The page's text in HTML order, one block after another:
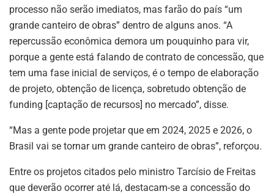
processo não serão imediatos, mas farão do país “um
grande canteiro de obras” dentro de alguns anos. “A
repercussão econômica demora um pouquinho para vir,
porque a gente está falando de contrato de concessão, que
tem uma fase inicial de serviços, é o tempo de elaboração
de projeto, obtenção de licença, sobretudo obtenção de
funding [captação de recursos] no mercado”, disse.
“Mas a gente pode projetar que em 2024, 2025 e 2026, o
Brasil vai se tornar um grande canteiro de obras”, reforçou.
Entre os projetos citados pelo ministro Tarcísio de Freitas
que deverão ocorrer até lá, destacam-se a concessão do